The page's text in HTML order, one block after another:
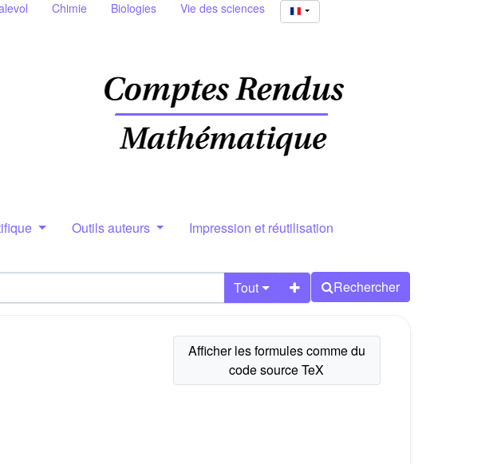
Chimie Biologies Vie des sciences
Outils auteurs Impression et réutilisation
Tout Rechercher